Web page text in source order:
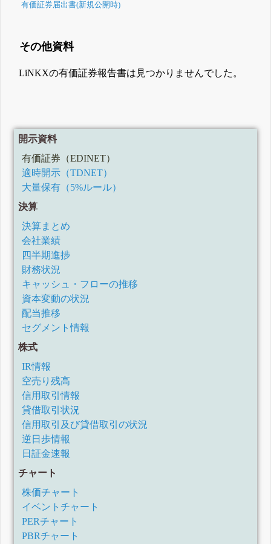
有価証券届出書(新規公開時)
その他資料
LiNKXの有価証券報告書は見つかりませんでした。
開示資料
有価証券（EDINET）
適時開示（TDNET）
大量保有（5%ルール）
決算
決算まとめ
会社業績
四半期進捗
財務状況
キャッシュ・フローの推移
資本変動の状況
配当推移
セグメント情報
株式
IR情報
空売り残高
信用取引情報
貸借取引状況
信用取引及び貸借取引の状況
逆日歩情報
日証金速報
チャート
株価チャート
イベントチャート
PERチャート
PBRチャート